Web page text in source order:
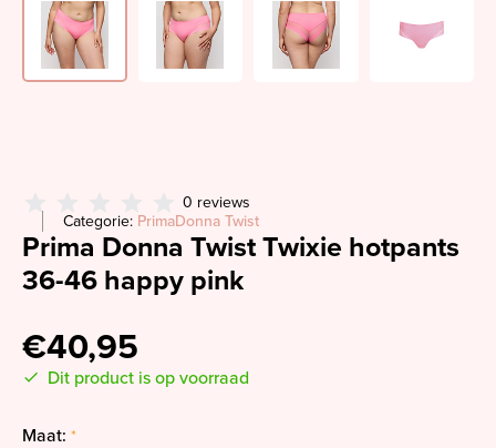
0 reviews
Categorie: PrimaDonna Twist
Prima Donna Twist Twixie hotpants
36-46 happy pink
€40,95
Dit product is op voorraad
Maat: *